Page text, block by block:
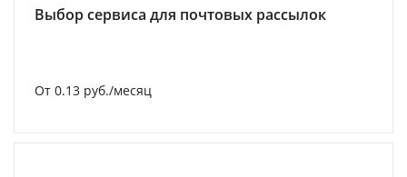
Выбор сервиса для почтовых рассылок
От 0.13 руб./месяц